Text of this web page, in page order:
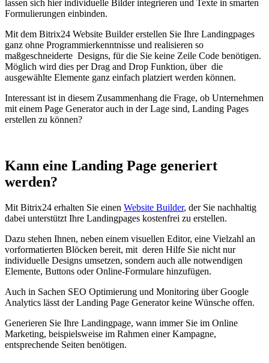
lassen sich hier individuelle Bilder integrieren und Texte in smarten
Formulierungen einbinden.
Mit dem Bitrix24 Website Builder erstellen Sie Ihre Landingpages
ganz ohne Programmierkenntnisse und realisieren so
maßgeschneiderte Designs, für die Sie keine Zeile Code benötigen.
Möglich wird dies per Drag and Drop Funktion, über die
ausgewählte Elemente ganz einfach platziert werden können.
Interessant ist in diesem Zusammenhang die Frage, ob Unternehmen
mit einem Page Generator auch in der Lage sind, Landing Pages
erstellen zu können?
Kann eine Landing Page generiert
werden?
Mit Bitrix24 erhalten Sie einen Website Builder, der Sie nachhaltig
dabei unterstützt Ihre Landingpages kostenfrei zu erstellen.
Dazu stehen Ihnen, neben einem visuellen Editor, eine Vielzahl an
vorformatierten Blöcken bereit, mit deren Hilfe Sie nicht nur
individuelle Designs umsetzen, sondern auch alle notwendigen
Elemente, Buttons oder Online-Formulare hinzufügen.
Auch in Sachen SEO Optimierung und Monitoring über Google
Analytics lässt der Landing Page Generator keine Wünsche offen.
Generieren Sie Ihre Landingpage, wann immer Sie im Online
Marketing, beispielsweise im Rahmen einer Kampagne,
entsprechende Seiten benötigen.